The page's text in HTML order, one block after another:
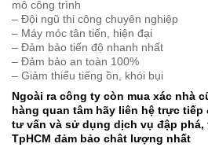
mô công trình
– Đội ngũ thi công chuyên nghiệp
– Máy móc tân tiến, hiện đại
– Đảm bảo tiến độ nhanh nhất
– Đảm bảo an toàn 100%
– Giảm thiểu tiếng ồn, khói bụi
Ngoài ra công ty còn mua xác nhà
hàng quan tâm hãy liên hệ trực
tư vấn và sử dụng dịch vụ đập phá,
TpHCM đảm bảo chât lượng nhất